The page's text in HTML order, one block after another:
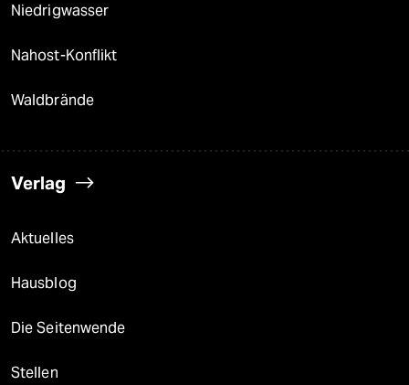
Niedrigwasser
Nahost-Konflikt
Waldbrände
Verlag
Aktuelles
Hausblog
Die Seitenwende
Stellen